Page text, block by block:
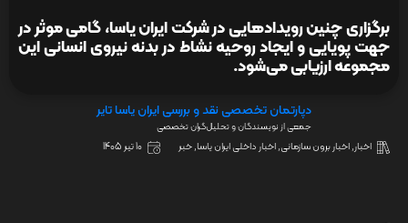
برگزاری چنین رویدادهایی در شرکت ایران یاسا، گامی موثر در
جهت پویایی و ایجاد روحیه نشاط در بدنه نیروی انسانی این
مجموعه ارزیابی می‌شود.
دپارتمان تخصصی نقد و بررسی ایران یاسا تایر
جمعی از نویسندگان و تحلیل‌گران تخصصی
اخبار,اخبار برون سازمانی,اخبار داخلی ایران یاسا,خبر 10 تیر 1405